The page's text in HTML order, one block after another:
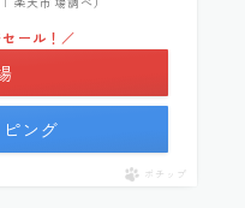
ール！／
ング
ポチップ